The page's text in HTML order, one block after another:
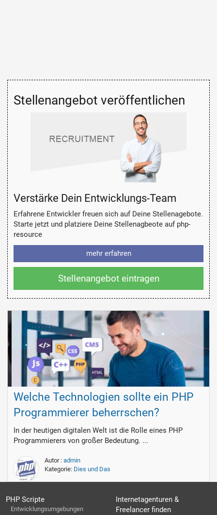
Stellenangebot veröffentlichen
Verstärke Dein Entwicklungs-Team
Erfahrene Entwickler freuen sich auf Deine Stellenagebote.
Starte jetzt und platziere Deine Stellenagbeote auf php-
resource
mehr erfahren
Stellenangebot eintragen
Welche Technologien sollte ein PHP
Programmierer beherrschen?
In der heutigen digitalen Welt ist die Rolle eines PHP
Programmierers von großer Bedeutung. ...
Autor : admin
Kategorie: Dies und Das
PHP Scripte
Entwicklungsumgebungen
Internetagenturen &
Freelancer finden